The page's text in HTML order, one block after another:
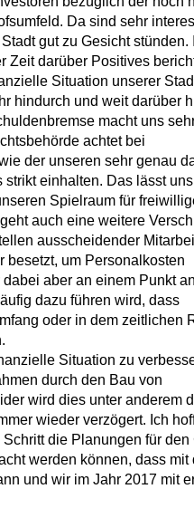
Da sind sehr
gut zu Gesicht stünden.
Zeit darüber Positives
Situation unserer
hindurch und weit darüber
macht uns
achtet bei
der unseren sehr genau
einhalten. Das lässt
Spielraum für
auch eine weitere
ausscheidender
besetzt, um Personalkosten
aber an einem Punkt
dazu führen wird, dass
oder in dem zeitlichen
Situation zu
durch den Bau von
wird dies unter anderem
wieder verzögert. Ich
die Planungen für den
werden können, dass mit
und wir im Jahr 2017 mit